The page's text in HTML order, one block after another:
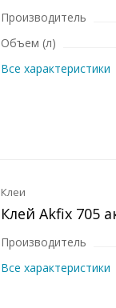
Производитель
Объем (л)
Все характеристики
Клеи
Клей Akfix 705
Производитель
Все характеристики